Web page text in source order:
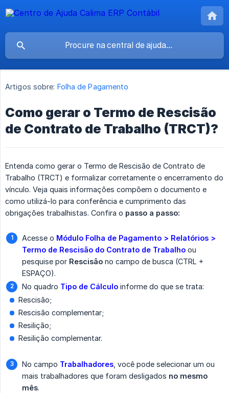
Artigos sobre: Folha de Pagamento
Como gerar o Termo de Rescisão
de Contrato de Trabalho (TRCT)?
Entenda como gerar o Termo de Rescisão de Contrato de
Trabalho (TRCT) e formalizar corretamente o encerramento do
vínculo. Veja quais informações compõem o documento e
como utilizá-lo para conferência e cumprimento das
obrigações trabalhistas. Confira o passo a passo:
Acesse o Módulo Folha de Pagamento > Relatórios >
Termo de Rescisão do Contrato de Trabalho ou
pesquise por Rescisão no campo de busca (CTRL +
ESPAÇO).
No quadro Tipo de Cálculo informe do que se trata:
Rescisão;
Rescisão complementar;
Resilição;
Resilição complementar.
No campo Trabalhadores , você pode selecionar um ou
mais trabalhadores que foram desligados no mesmo
mês.